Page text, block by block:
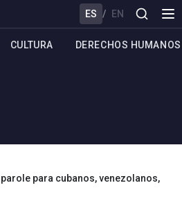
ES / EN
CULTURA DERECHOS HUMANOS
para cubanos, venezolanos,